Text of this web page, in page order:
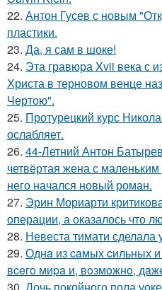
22. Антон Гусев с новым
пластики.
23. Да, я сам в шоке!
24. Эта гравюра Xvii века с
Христа в терновом венце
Чертою".
25. Протурецкий курс
ослабляет.
26. 44-Летний Антон
четвёртая жена с
него начался новый роман.
27. Эрин Мориарти
операции, а оказалось что
28. Невеста тимати сделала
29. Однa из caмых cильных
вceгo миpa и, вoзмoжнo,
30. Дочь покойного пола